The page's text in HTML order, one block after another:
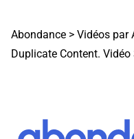
Abondance > Vidéos par
Duplicate Content. Vidéo